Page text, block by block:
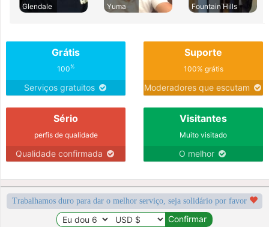
Glendale
Yuma
Fountain Hills
Grátis
100%
Serviços gratuitos
Suporte
100% grátis
Moderadores que escutam
Sério
perfis de qualidade
Qualidade confirmada
Visitantes
Muito visitado
O melhor
Trabalhamos duro para dar o melhor serviço, seja solidário por favor